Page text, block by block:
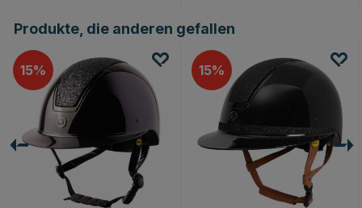
Produkte, die anderen gefallen
15 15